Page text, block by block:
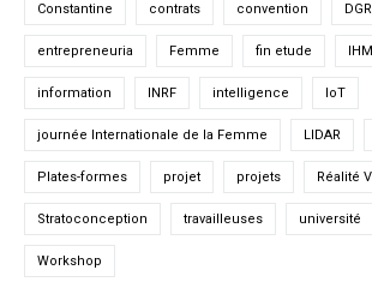
Constantine contrats convention
entrepreneuria Femme fin etude IHM
information INRF intelligence IoT
journée Internationale de la Femme LIDAR
Plates-formes projet projets Réalité
Stratoconception travailleuses université
Workshop